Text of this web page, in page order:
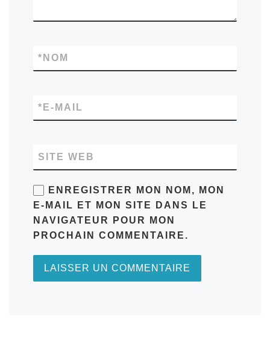
NOM
*
E-MAIL
*
SITE WEB
ENREGISTRER MON NOM, MON
E-MAIL ET MON SITE DANS LE
NAVIGATEUR POUR MON
PROCHAIN COMMENTAIRE.